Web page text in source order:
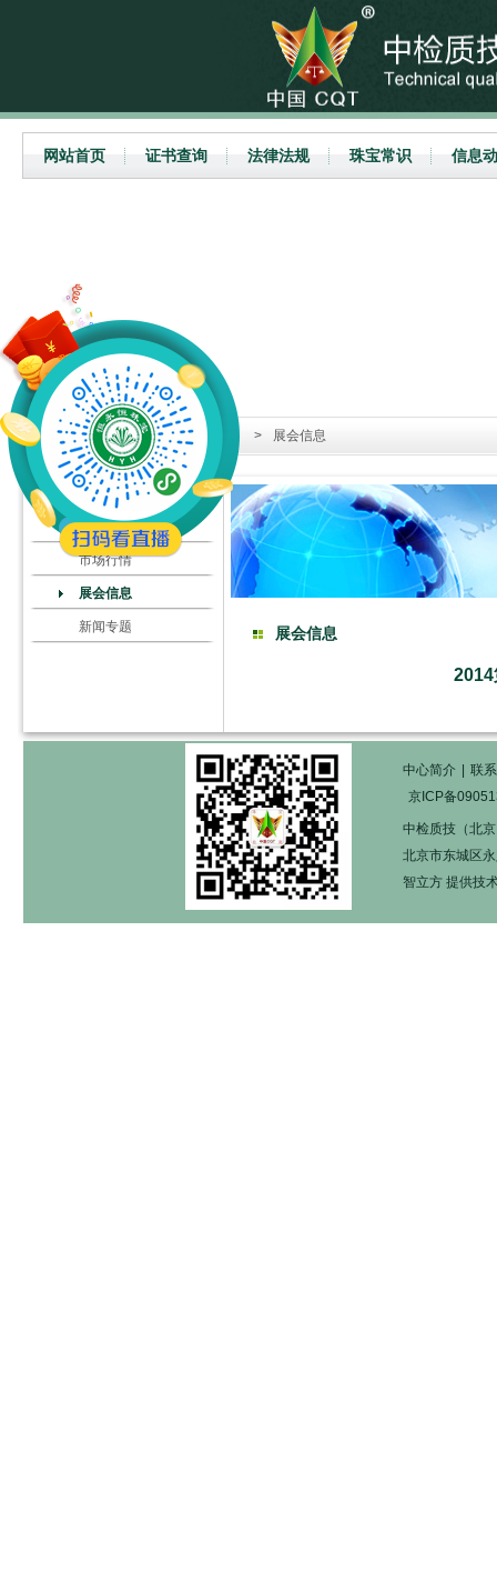
网站首页 证书查询 法律法规 珠宝常识 信息
当前位置： 首页 > 信息动态 > 展会信息
市场行情
展会信息
新闻专题 展会信息
2014
中心简介
联
京ICP备
中检质技（北
北京市东城区
智立方提供技